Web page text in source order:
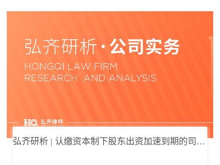
弘齐研析 | 认缴资本制下股东出资加速到期的司法边界与例外体系